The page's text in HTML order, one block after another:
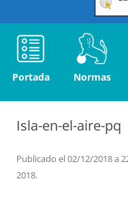
Portada Normas
Isla-en-el-aire-pq
Publicado el02/12/2018a
2018.